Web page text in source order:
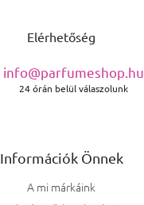
Elérhetőség
info@parfumeshop.hu
24 órán belül válaszolunk
Információk Önnek
A mi márkáink